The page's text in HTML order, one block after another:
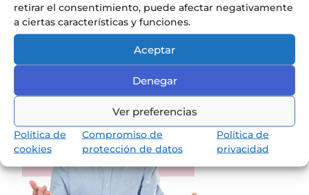
retirar el consentimiento, puede afectar negativamente
a ciertas características y funciones.
Aceptar
Denegar
Ver preferencias
Política de
cookies
Compromiso de
protección de datos
Política de
privacidad
Nuestros Servicios
Descubre todos los servicios que
ofrecemos en el Liceo.